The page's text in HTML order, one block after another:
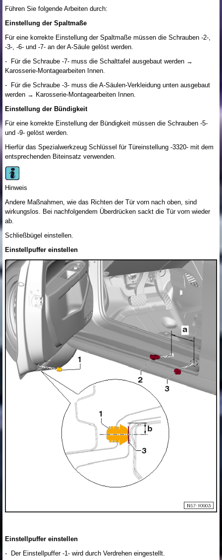
Führen Sie folgende Arbeiten durch:
Einstellung der Spaltmaße
Für eine korrekte Einstellung der Spaltmaße müssen die Schrauben -2-,
-3-, -6- und -7- an der A-Säule gelöst werden.
- Für die Schraube -7- muss die Schalttafel ausgebaut werden →
Karosserie-Montagearbeiten Innen.
- Für die Schraube -3- muss die A-Säulen-Verkleidung unten ausgebaut
werden → Karosserie-Montagearbeiten Innen.
Einstellung der Bündigkeit
Für eine korrekte Einstellung der Bündigkeit müssen die Schrauben -5-
und -9- gelöst werden.
Hierfür das Spezialwerkzeug Schlüssel für Türeinstellung -3320- mit dem
entsprechenden Biteinsatz verwenden.
Hinweis
Andere Maßnahmen, wie das Richten der Tür vorn nach oben, sind
wirkungslos. Bei nachfolgendem Überdrücken sackt die Tür vorn wieder
ab.
Schließbügel einstellen.
Einstellpuffer einstellen
Einstellpuffer einstellen
- Der Einstellpuffer -1- wird durch Verdrehen eingestellt.